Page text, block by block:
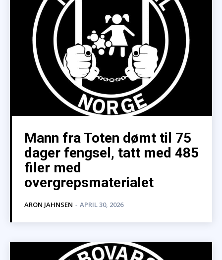
Mann fra Toten dømt til 75
dager fengsel, tatt med 485
filer med
overgrepsmaterialet
ARON JAHNSEN - APRIL 30, 2026